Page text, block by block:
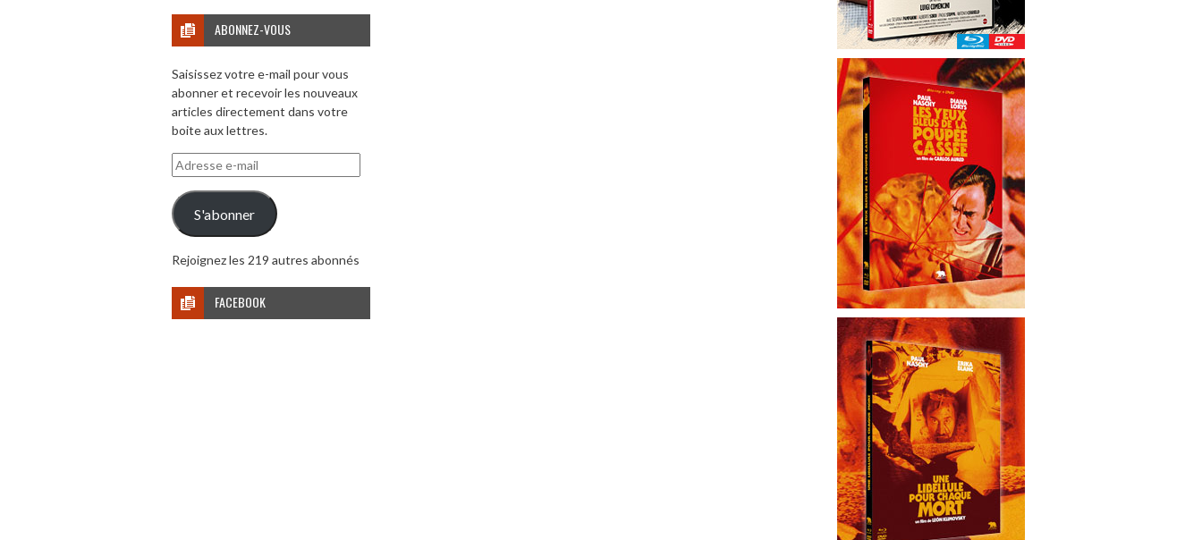
ABONNEZ-VOUS
Saisissez votre e-mail pour vous
abonner et recevoir les nouveaux
articles directement dans votre
boite aux lettres.
Adresse
e-
mail
S'abonner
Rejoignez les 219 autres abonnés
FACEBOOK